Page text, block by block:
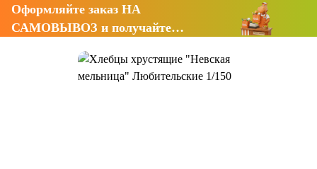
Оформляйте заказ НА
САМОВЫВОЗ и получайте